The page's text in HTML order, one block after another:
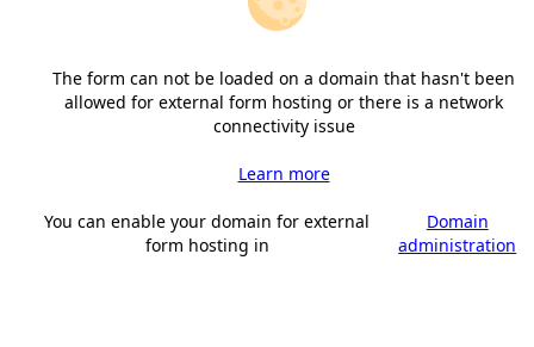
The form can not be loaded on a domain that hasn't been
allowed for external form hosting or there is a network
connectivity issue
Learn more
You can enable your domain for external
form hosting in
Domain
administration